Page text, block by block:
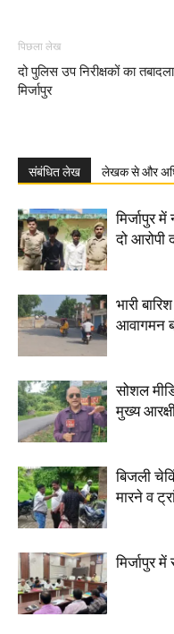
पिछला लेख
दो पुलिस उप निरीक्षकों का तबादला
मिर्जापुर
संबंधित लेख लेखक से और
मिर्जापुर
दो आरोपी
भारी
आवागमन
सोशल
मुख्य
बिजली
मारने व
मिर्जापुर